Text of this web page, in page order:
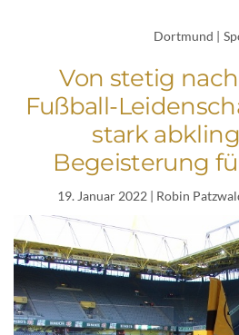
Dortmund |
Von stetig
Fußball-
stark
Begeisterung
19. Januar 2022 | Robin